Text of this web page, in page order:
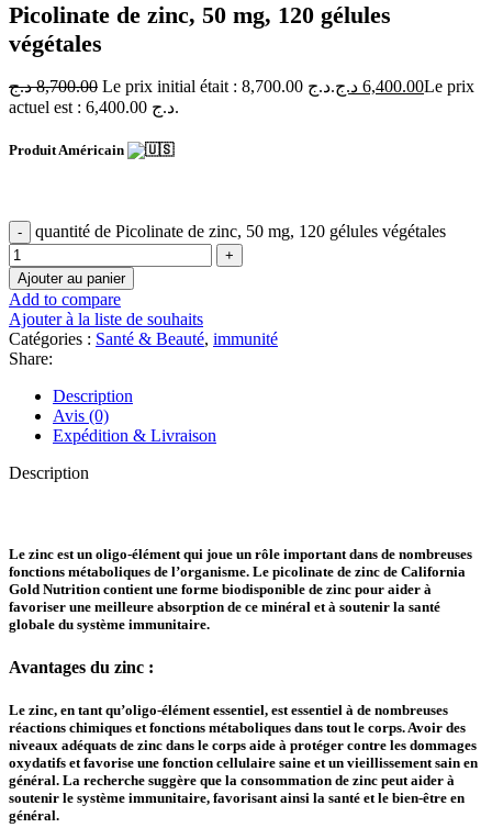
Picolinate de zinc, 50 mg, 120 gélules
végétales
8,700.00 د.ج Le prix initial était : 8,700.00 د.ج. 6,400.00 د.ج
Le prix
actuel est : 6,400.00 د.ج.
Produit Américain
quantité de Picolinate de zinc, 50 mg, 120 gélules végétales
Ajouter au panier
Add to compare
Ajouter à la liste de souhaits
Catégories : Santé & Beauté, immunité
Share:
Description
Avis (0)
Expédition & Livraison
Description
Le zinc est un oligo-élément qui joue un rôle important dans de nombreuses
fonctions métaboliques de l’organisme. Le picolinate de zinc de California
Gold Nutrition contient une forme biodisponible de zinc pour aider à
favoriser une meilleure absorption de ce minéral et à soutenir la santé
globale du système immunitaire.
Avantages du zinc :
Le zinc, en tant qu’oligo-élément essentiel, est essentiel à de nombreuses
réactions chimiques et fonctions métaboliques dans tout le corps. Avoir des
niveaux adéquats de zinc dans le corps aide à protéger contre les dommages
oxydatifs et favorise une fonction cellulaire saine et un vieillissement sain en
général. La recherche suggère que la consommation de zinc peut aider à
soutenir le système immunitaire, favorisant ainsi la santé et le bien-être en
général.